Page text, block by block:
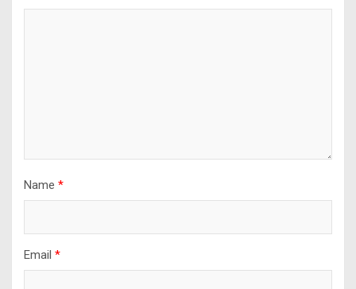
Name *
Email *